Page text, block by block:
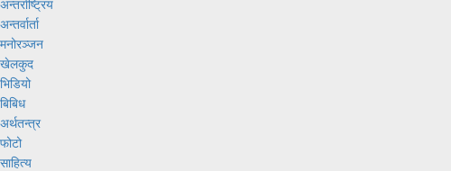
अन्तर्राष्ट्रिय
अन्तर्वार्ता
मनोरञ्जन
खेलकुद
भिडियो
बिबिध
अर्थतन्त्र
फोटो
साहित्य